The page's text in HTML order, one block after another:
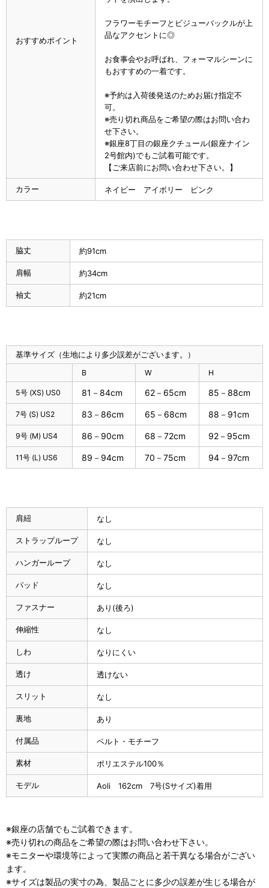
おすすめポイント
フラワーモチーフとビジューバックルが上
品なアクセントに◎
お食事会やお呼ばれ、フォーマルシーンに
もおすすめの一着です。
※予約は入荷後発送のためお届け指定不
可。
※売り切れ商品をご希望の際はお問い合わ
せ下さい。
※銀座8丁目の銀座クチュール(銀座ナイン
2号館内)でもご試着可能です。
【ご来店前にお問い合わせ下さい。】
カラー ネイビー アイボリー ピンク
脇丈 約91cm
肩幅 約34cm
袖丈 約21cm
基準サイズ（生地により多少誤差がございます。）
B W H
5号 (XS) US0 81－84cm 62－65cm 85－88cm
7号 (S) US2 83－86cm 65－68cm 88－91cm
9号 (M) US4 86－90cm 68－72cm 92－95cm
11号 (L) US6 89－94cm 70－75cm 94－97cm
肩紐 なし
ストラップループ なし
ハンガーループ なし
パッド なし
ファスナー あり(後ろ)
伸縮性 なし
しわ なりにくい
透け 透けない
スリット なし
裏地 あり
付属品 ベルト・モチーフ
素材 ポリエステル100％
モデル Aoli 162cm 7号(Sサイズ)着用
※銀座の店舗でもご試着できます。
※売り切れの商品をご希望の際はお問い合わせ下さい。
※モニターや環境等によって実際の商品と若干異なる場合がござい
ます。
※サイズは製品の実寸の為、製品ごとに多少の誤差が生じる場合が